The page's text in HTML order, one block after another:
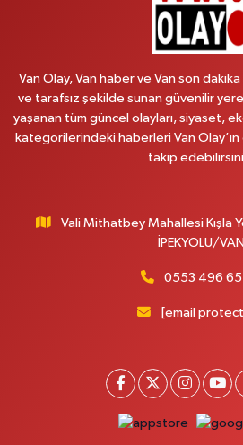
MAHMUDİYE MAH.ATATÜRK CAD.NO:17B
0 (531) 621 69 65 Yol Tarifi Al
Onay Eczanesi
Yenı Derman Eczanesi
Akdamar Hastanesi Acil yanı. İpekyolu.
Yol Tarifi Al
Kışla Mah.Çınarlı Cad.1038 Sk.No:93 3-4
0 (432) 354 37 36 Yol Tarifi Al
Van Olay, Van haber ve Van son
ve tarafsız şekilde sunan güvenilir
yaşanan tüm güncel olayları, siyaset,
kategorilerindeki haberleri Van
takip
Vali Mithatbey Mahallesi Kışla
İPEKYOLU/
0553 496
[email